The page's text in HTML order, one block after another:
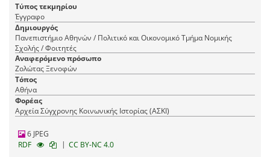
Τύπος τεκμηρίου
Έγγραφο
Δημιουργός
Πανεπιστήμιο Αθηνών / Πολιτικό και Οικονομικό Τμήμα Νομικής
Σχολής / Φοιτητές
Αναφερόμενο πρόσωπο
Ζολώτας Ξενοφών
Τόπος
Αθήνα
Φορέας
Αρχεία Σύγχρονης Κοινωνικής Ιστορίας (ΑΣΚΙ)
6 JPEG
RDF
| CC BY-NC 4.0